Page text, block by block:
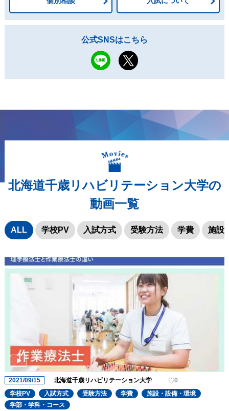
公式SNSはこちら
北海道千歳リハビリテーション大学の
動画一覧
ALL 学校PV 入試方式 受験方法 学費 施設
2021/09/15 北海道千歳リハビリテーション大学
0
学校PV
入試方式 受験方法 学費
施設・設備・環境
学部・学科・コース